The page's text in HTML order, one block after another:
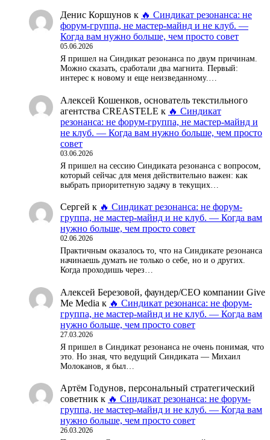
Денис Коршунов к 🔥 Синдикат резонанса: не
форум-группа, не мастер-майнд и не клуб. —
Когда вам нужно больше, чем просто совет
05.06.2026
Я пришел на Синдикат резонанса по двум причинам.
Можно сказать, сработали два магнита. Первый:
интерес к новому и еще неизведанному.…
Алексей Кошенков, основатель текстильного
агентства CREASTELE к 🔥 Синдикат
резонанса: не форум-группа, не мастер-майнд и
не клуб. — Когда вам нужно больше, чем просто
совет
03.06.2026
Я пришел на сессию Синдиката резонанса с вопросом,
который сейчас для меня действительно важен: как
выбрать приоритетную задачу в текущих…
Сергей к 🔥 Синдикат резонанса: не форум-
группа, не мастер-майнд и не клуб. — Когда вам
нужно больше, чем просто совет
02.06.2026
Практичным оказалось то, что на Синдикате резонанса
начинаешь думать не только о себе, но и о других.
Когда проходишь через…
Алексей Березовой, фаундер/СЕО компании Give
Me Media к 🔥 Синдикат резонанса: не форум-
группа, не мастер-майнд и не клуб. — Когда вам
нужно больше, чем просто совет
27.03.2026
Я пришел в Синдикат резонанса не очень понимая, что
это. Но зная, что ведущий Синдиката — Михаил
Молоканов, я был…
Артём Годунов, персональный стратегический
советник к 🔥 Синдикат резонанса: не форум-
группа, не мастер-майнд и не клуб. — Когда вам
нужно больше, чем просто совет
26.03.2026